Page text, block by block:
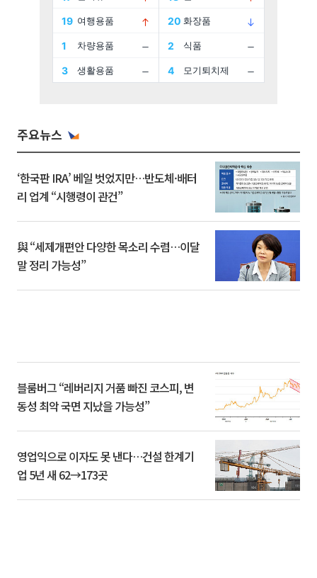
주요뉴스
‘한국판 IRA’ 베일 벗었지만…반도체·배터
리 업계 “시행령이 관건”
與 “세제개편안 다양한 목소리 수렴…이달
말 정리 가능성”
블룸버그 “레버리지 거품 빠진 코스피, 변
동성 최악 국면 지났을 가능성”
영업익으로 이자도 못 낸다…건설 한계기
업 5년 새 62→173곳